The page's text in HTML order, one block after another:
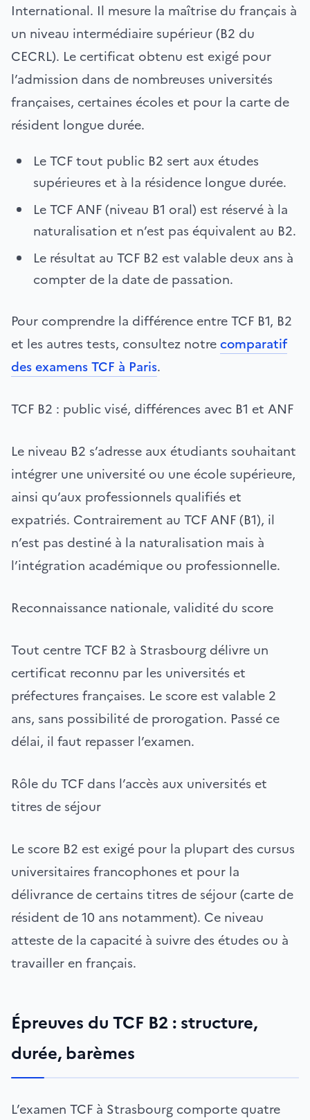
International. Il mesure la maîtrise du français à
un niveau intermédiaire supérieur (B2 du
CECRL). Le certificat obtenu est exigé pour
l’admission dans de nombreuses universités
françaises, certaines écoles et pour la carte de
résident longue durée.
Le TCF tout public B2 sert aux études
supérieures et à la résidence longue durée.
Le TCF ANF (niveau B1 oral) est réservé à la
naturalisation et n’est pas équivalent au B2.
Le résultat au TCF B2 est valable deux ans à
compter de la date de passation.
Pour comprendre la différence entre TCF B1, B2
et les autres tests, consultez notrecomparatif
des examens TCF à Paris.
TCF B2 : public visé, différences avec B1 et ANF
Le niveau B2 s’adresse aux étudiants souhaitant
intégrer une université ou une école supérieure,
ainsi qu’aux professionnels qualifiés et
expatriés. Contrairement au TCF ANF (B1), il
n’est pas destiné à la naturalisation mais à
l’intégration académique ou professionnelle.
Reconnaissance nationale, validité du score
Tout centre TCF B2 à Strasbourg délivre un
certificat reconnu par les universités et
préfectures françaises. Le score est valable 2
ans, sans possibilité de prorogation. Passé ce
délai, il faut repasser l’examen.
Rôle du TCF dans l’accès aux universités et
titres de séjour
Le score B2 est exigé pour la plupart des cursus
universitaires francophones et pour la
délivrance de certains titres de séjour (carte de
résident de 10 ans notamment). Ce niveau
atteste de la capacité à suivre des études ou à
travailler en français.
Épreuves du TCF B2 : structure,
durée, barèmes
L’examen TCF à Strasbourg comporte quatre